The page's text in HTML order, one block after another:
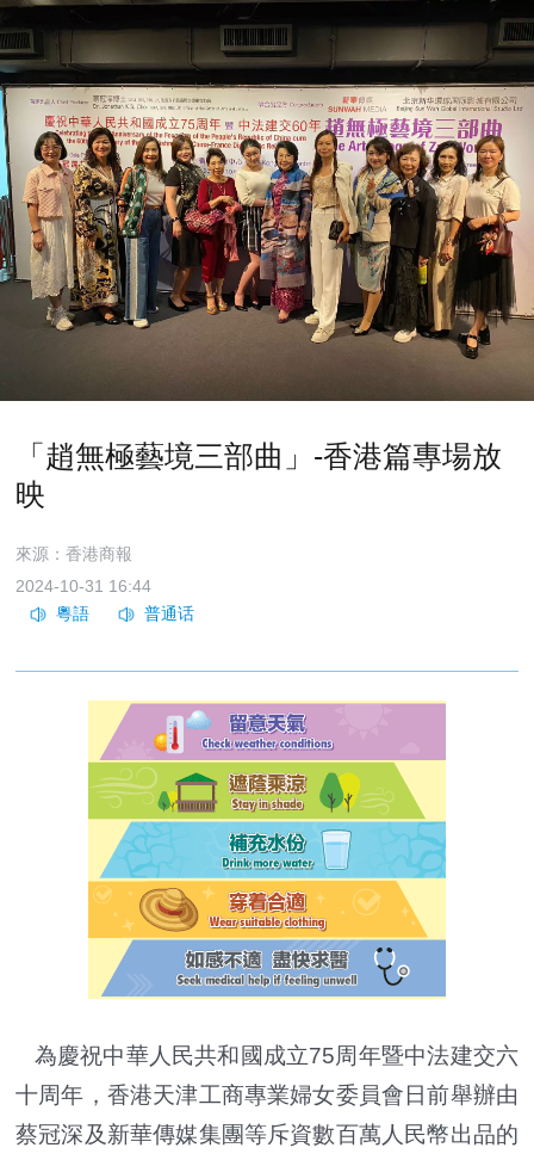
「趙無極藝境三部曲」-香港篇專場放
映
來源：香港商報
2024-10-31 16:44
為慶祝中華人民共和國成立75周年暨中法建交六
十周年，香港天津工商專業婦女委員會日前舉辦由
蔡冠深及新華傳媒集團等斥資數百萬人民幣出品的